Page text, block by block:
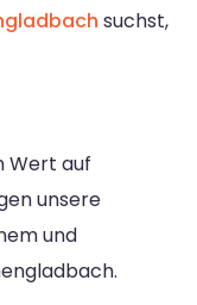
suchst,
Wert auf
unsere
und